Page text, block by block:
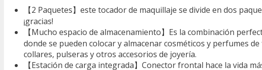
【2 Paquetes】este tocador de maquillaje se divide en dos
¡gracias!
【Mucho espacio de almacenamiento】Es la combinación
donde se pueden colocar y almacenar cosméticos y perfumes
collares, pulseras y otros accesorios de joyería.
【Estación de carga integrada】Conector frontal hace la vida